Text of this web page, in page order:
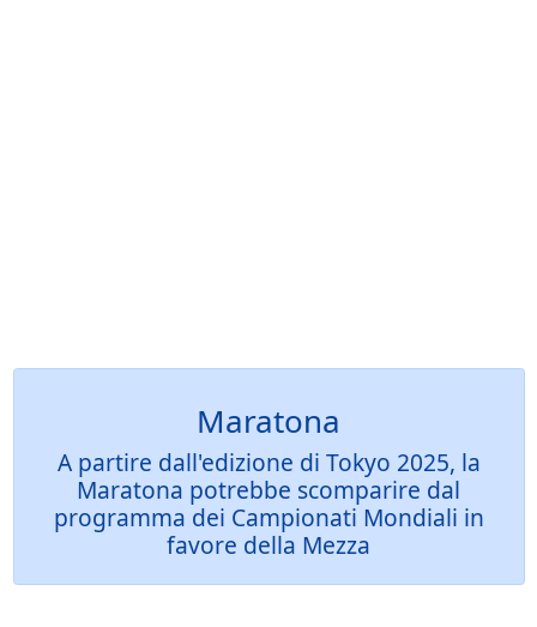
Maratona
A partire dall'edizione di Tokyo 2025, la
Maratona potrebbe scomparire dal
programma dei Campionati Mondiali in
favore della Mezza